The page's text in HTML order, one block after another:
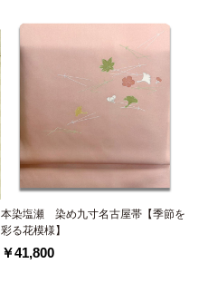
本染塩瀬 染め九寸名古屋帯【季節を
彩る花模様】
￥41,800